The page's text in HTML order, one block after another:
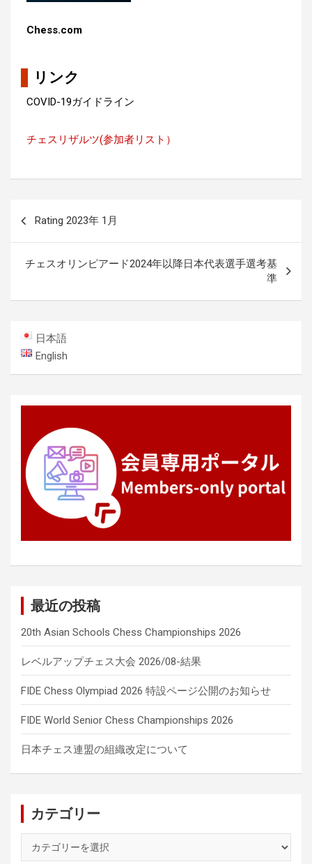
Chess.com
リンク
COVID-19ガイドライン
チェスリザルツ(参加者リスト）
ゲ
シ
Rating 2023年 1月
チェスオリンピアード2024年以降日本代表選手選考基
準
日本語
English
最近の投稿
20th Asian Schools Chess Championships 2026
レベルアップチェス大会 2026/08-結果
FIDE Chess Olympiad 2026 特設ページ公開のお知らせ
FIDE World Senior Chess Championships 2026
日本チェス連盟の組織改定について
カテゴリー